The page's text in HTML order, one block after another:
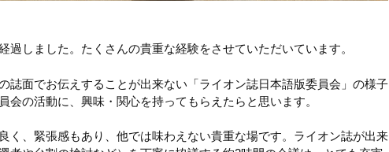
過しました。たくさんの貴重な経験をさせていただいています。
誌面でお伝えすることが出来ない「ライオン誌日本語版委員会」の様子
会の活動に、興味・関心を持ってもらえたらと思います。
く、緊張感もあり、他では味わえない貴重な場です。ライオン誌が出来